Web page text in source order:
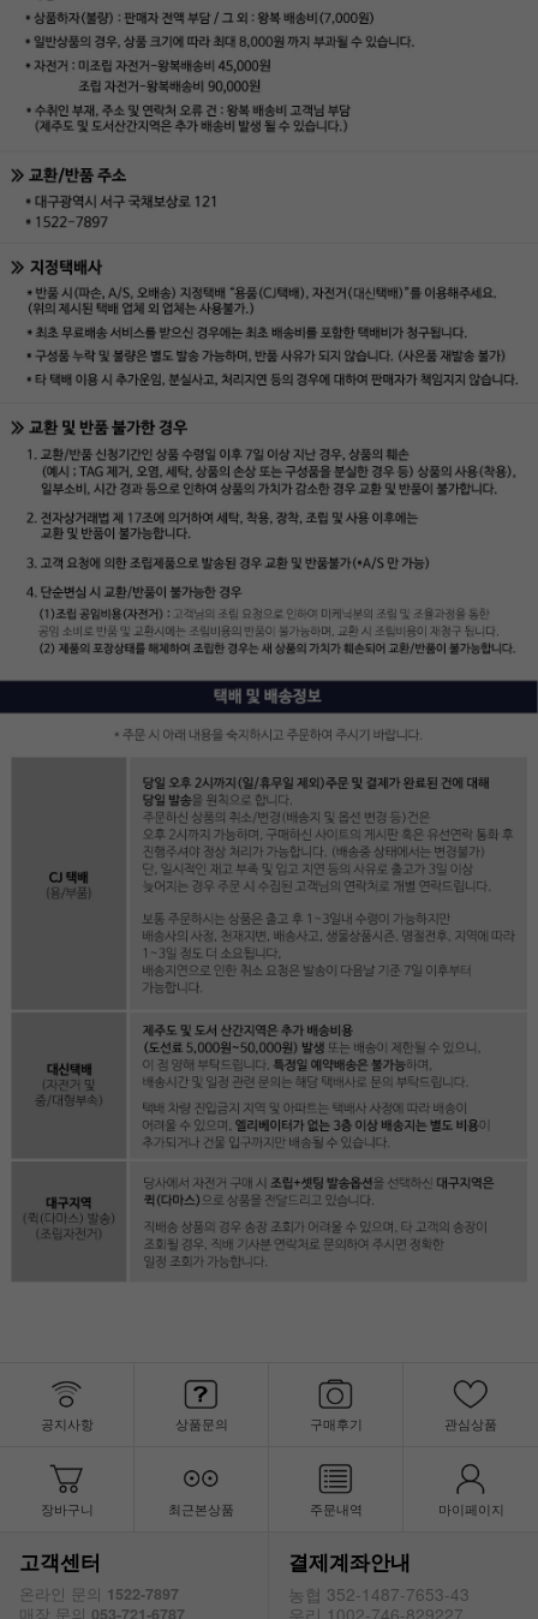
공지사항 상품문의 구매후기 관심상품
장바구니 최근본상품 주문내역 마이페이지
고객센터
온라인 문의 1522-7897
매장 문의 053-721-6787
결제계좌안내
농협 352-1487-7653-43
우리 1002-746-829227